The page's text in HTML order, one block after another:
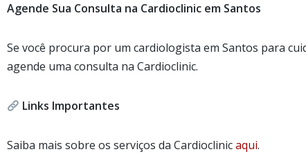
Agende Sua Consulta na Cardioclinic em Santos
Se você procura por um cardiologista em Santos para
agende uma consulta na Cardioclinic.
Links Importantes
Saiba mais sobre os serviços da Cardioclinicaqui.